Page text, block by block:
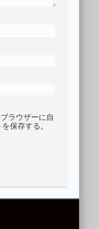
ラウザーに自
保存する。